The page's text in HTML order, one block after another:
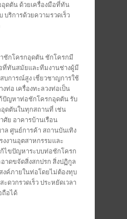
ดตัน ด้วยเครื่องมือที่ทัน
บริการด้วยความรวดเร็ว
ชักโครกอุดตัน ชักโครกมี
ที่ทันสมัยและทีมงานช่างผู้มี
บการณ์สูง เชี่ยวชาญการใช้
งท่อ เครื่องทะลวงท่อเป็น
ปัญหาท่อชักโครกอุดตัน รับ
ดตันในทุกสถานที่ เช่น
ย อาคารบ้านเรือน
ล ศูนย์การค้า สถานบันเทิง
งงานอุตสาหกรรมและ
ไขปัญหาระบบท่อชักโครก
าดขจัดสิ่งสกปรก สิ่งปฏิกูล
งค์ภายในท่อโดยไม่ต้องทุบ
ดวกรวดเร็ว ประหยัดเวลา
ถือได้